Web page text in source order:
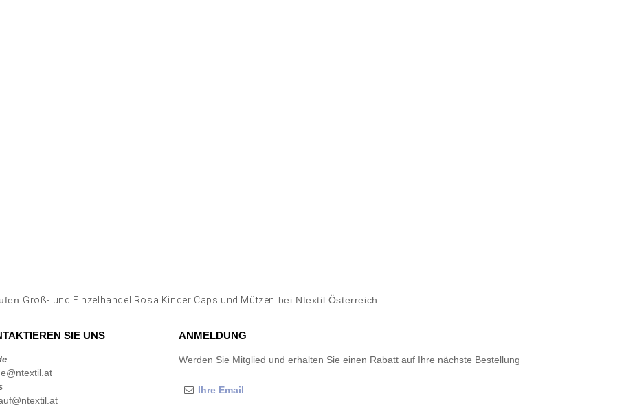
Groß- und Einzelhandel Rosa Kinder Caps und Mützen bei Ntextil Österreich
SIE UNS ANMELDUNG
Werden Sie Mitglied und erhalten Sie einen Rabatt auf Ihre nächste Bestellung